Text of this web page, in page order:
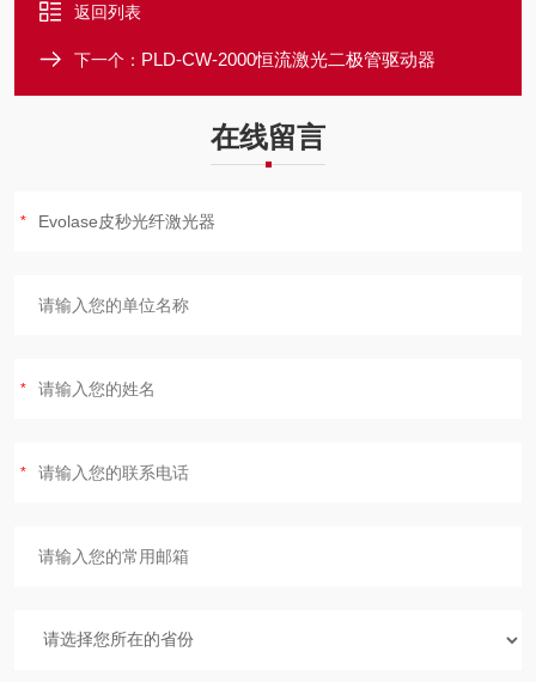
返回列表
下一个： PLD-CW-2000恒流激光二极管驱动器
在线留言